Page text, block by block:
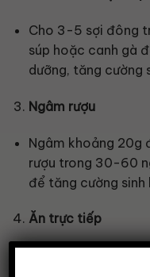
Cho 3-5 sợi đông
súp hoặc canh gà
dưỡng, tăng cường
Ngâm rượu
Ngâm khoảng 20g
rượu trong 30-60
để tăng cường
Ăn trực tiếp
Rửa sạch đông